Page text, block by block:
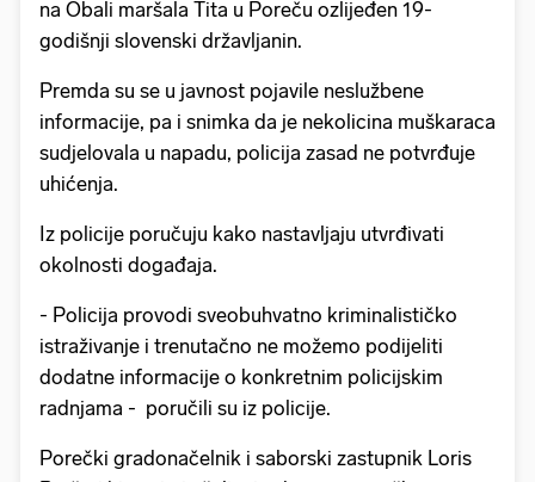
na Obali maršala Tita u Poreču ozlijeđen 19-
godišnji slovenski državljanin.
Premda su se u javnost pojavile neslužbene
informacije, pa i snimka da je nekolicina muškaraca
sudjelovala u napadu, policija zasad ne potvrđuje
uhićenja.
Iz policije poručuju kako nastavljaju utvrđivati
okolnosti događaja.
- Policija provodi sveobuhvatno kriminalističko
istraživanje i trenutačno ne možemo podijeliti
dodatne informacije o konkretnim policijskim
radnjama - poručili su iz policije.
Porečki gradonačelnik i saborski zastupnik Loris